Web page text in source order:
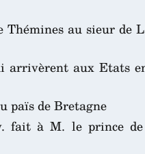
au sieur de
arrivèrent aux Etats
païs de Bretagne
fait à M. le prince